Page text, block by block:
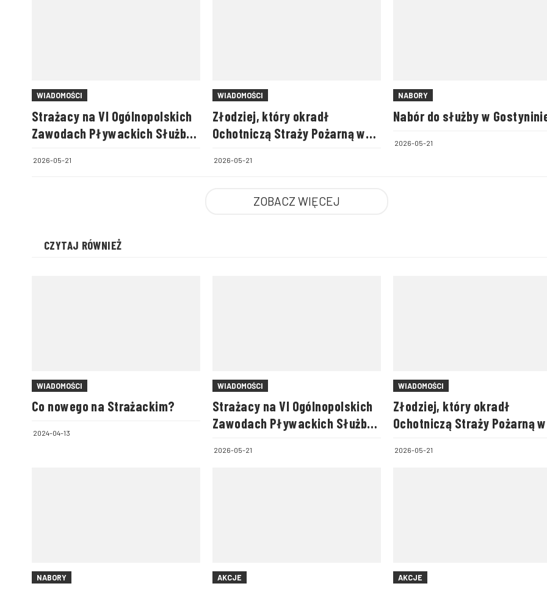
WIADOMOŚCI
Strażacy na VI Ogólnopolskich
Zawodach Pływackich Służb
2026-05-21
WIADOMOŚCI
Złodziej, który okradł
Ochotniczą Straży Pożarną w
2026-05-21
NABORY
Nabór do służby w
2026-05-21
ZOBACZ WIĘCEJ
CZYTAJ RÓWNIEŻ
WIADOMOŚCI
Co nowego na Strażackim?
2024-04-13
WIADOMOŚCI
Strażacy na VI Ogólnopolskich
Zawodach Pływackich Służb
2026-05-21
WIADOMOŚCI
Złodziej, który okradł
Ochotniczą Straży Pożarną w
2026-05-21
NABORY AKCJE AKCJE